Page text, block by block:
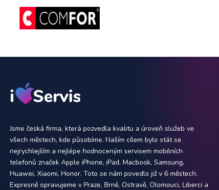
Jsme česká firma, která pozvedla kvalitu a úroveň služeb ve
všech městech, kde působíme. Naším cílem bylo stát se
nejrychlejším a nejlépe hodnoceným servisem mobilních
telefonů značek Apple iPhone, iPad, Macbook, Samsung,
Huawei, Xiaomi, Honor. Toto se nám povedlo již v 6 městech.
Expresně opravujeme v Praze, Brně, Ostravě, Olomouci, Liberci a